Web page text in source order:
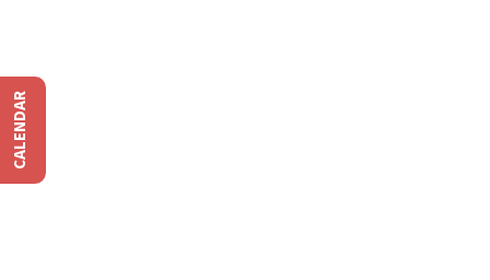
CALENDAR